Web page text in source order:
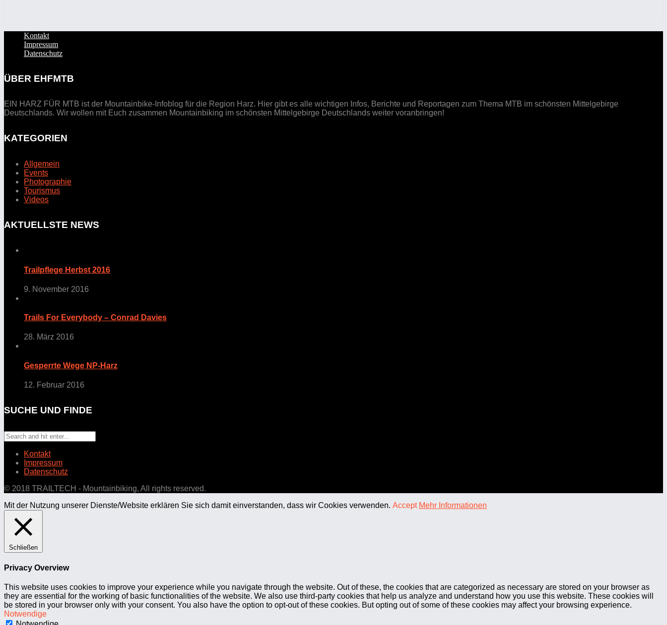
Kontakt
Impressum
Datenschutz
ÜBER EHFMTB
EIN HARZ FÜR MTB ist der Mountainbike-Infoblog für die Region Harz. Hier gibt es alle wichtigen Infos, Berichte und Reportagen zum Thema MTB im schönsten Mittelgebirge
Deutschlands. Wir wollen mit Euch zusammen Mountainbiking im schönsten Mittelgebirge Deutschlands weiter voranbringen!
KATEGORIEN
Allgemein
Events
Photographie
Tourismus
Videos
AKTUELLSTE NEWS
Trailpflege Herbst 2016
9. November 2016
Trails For Everybody – Conrad Davies
28. März 2016
Gesperrte Wege NP-Harz
12. Februar 2016
SUCHE UND FINDE
Kontakt
Impressum
Datenschutz
© 2018 TRAILTECH - Mountainbiking, All rights reserved.
Mit der Nutzung unserer Dienste/Website erklären Sie sich damit einverstanden, dass wir Cookies verwenden. Accept Mehr Informationen
Schließen
Privacy Overview
This website uses cookies to improve your experience while you navigate through the website. Out of these, the cookies that are categorized as necessary are stored on your browser as
they are essential for the working of basic functionalities of the website. We also use third-party cookies that help us analyze and understand how you use this website. These cookies will
be stored in your browser only with your consent. You also have the option to opt-out of these cookies. But opting out of some of these cookies may affect your browsing experience.
Notwendige